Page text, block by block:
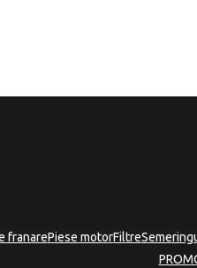
franarePiese motorFiltre